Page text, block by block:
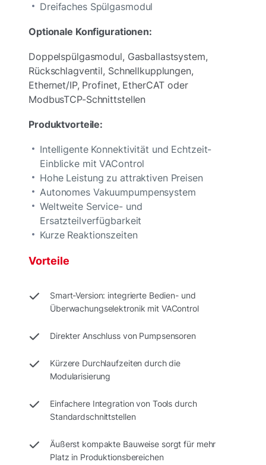
Dreifaches Spülgasmodul
Optionale Konfigurationen:
Doppelspülgasmodul, Gasballastsystem,
Rückschlagventil, Schnellkupplungen,
Ethernet/IP, Profinet, EtherCAT oder
ModbusTCP-Schnittstellen
Produktvorteile:
Intelligente Konnektivität und Echtzeit-
Einblicke mit VAControl
Hohe Leistung zu attraktiven Preisen
Autonomes Vakuumpumpensystem
Weltweite Service- und
Ersatzteilverfügbarkeit
Kurze Reaktionszeiten
Vorteile
Smart-Version: integrierte Bedien- und
Überwachungselektronik mit VAControl
Direkter Anschluss von Pumpsensoren
Kürzere Durchlaufzeiten durch die
Modularisierung
Einfachere Integration von Tools durch
Standardschnittstellen
Äußerst kompakte Bauweise sorgt für mehr
Platz in Produktionsbereichen